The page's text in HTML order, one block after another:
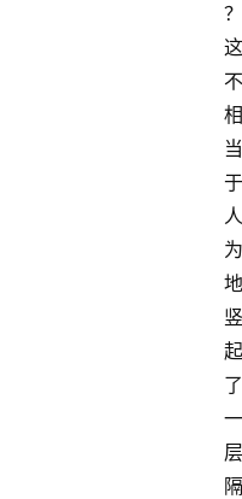
？
这
不
相
当
于
人
为
地
竖
起
了
一
层
隔